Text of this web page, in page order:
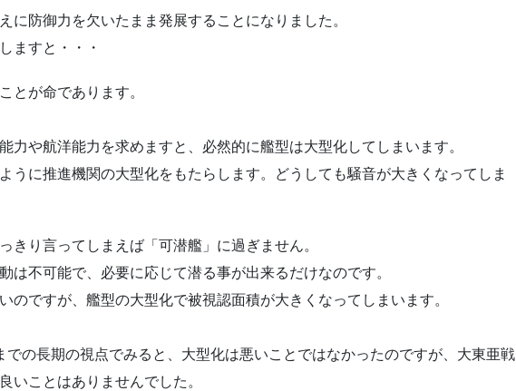
に防御力を欠いたまま発展することになりました。
ますと・・・
とが命であります。
力や航洋能力を求めますと、必然的に艦型は大型化してしまいます。
うに推進機関の大型化をもたらします。どうしても騒音が大きくなってしま
きり言ってしまえば「可潜艦」に過ぎません。
は不可能で、必要に応じて潜る事が出来るだけなのです。
のですが、艦型の大型化で被視認面積が大きくなってしまいます。
での長期の視点でみると、大型化は悪いことではなかったのですが、大東亜戦
いことはありませんでした。